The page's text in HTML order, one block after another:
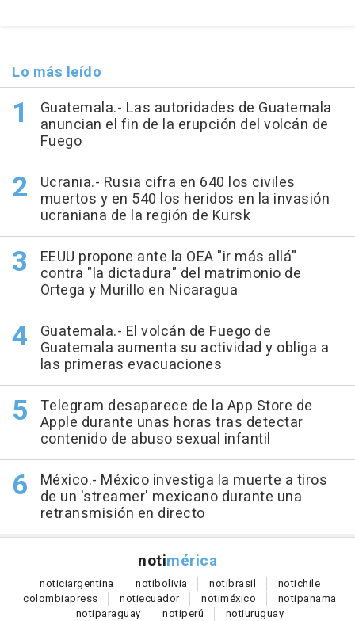
Lo más leído
Guatemala.- Las autoridades de Guatemala
anuncian el fin de la erupción del volcán de
Fuego
Ucrania.- Rusia cifra en 640 los civiles
muertos y en 540 los heridos en la invasión
ucraniana de la región de Kursk
EEUU propone ante la OEA "ir más allá"
contra "la dictadura" del matrimonio de
Ortega y Murillo en Nicaragua
Guatemala.- El volcán de Fuego de
Guatemala aumenta su actividad y obliga a
las primeras evacuaciones
Telegram desaparece de la App Store de
Apple durante unas horas tras detectar
contenido de abuso sexual infantil
México.- México investiga la muerte a tiros
de un 'streamer' mexicano durante una
retransmisión en directo
notimérica
noticiargentina notibolivia notibrasil notichile
colombiapress notiecuador notiméxico notipanama
notiparaguay notiperú notiuruguay